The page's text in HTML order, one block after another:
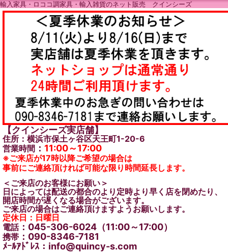
輸入家具・ロココ調家具・輸入雑貨のネット販売 クインシーズ
【クインシーズ実店舗】
住所：横浜市保土ヶ谷区天王町1-20-6
営業時間 ： 11:00～17:00
※ご来店が17時以降ご希望の場合は
事前にご連絡頂ければ可能な限り時間延長します。
＜ご来店のお客様にお願い＞
日によっては配送の都合のより定時より早く店を閉めたり、
開店時間が遅くなる場合がございます。
ご来店の場合はご連絡頂けますようお願いします。
定休日：日曜日
電話：045-306-6024（11:00～17:00）
携帯 ：090-8346-7181
ﾒｰﾙｱﾄﾞﾚｽ：info@quincy-s.com